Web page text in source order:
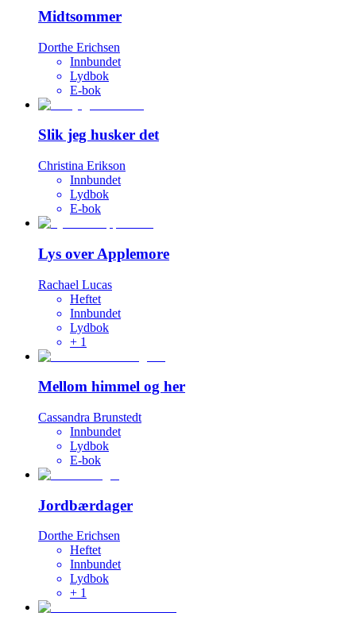
Midtsommer
Dorthe Erichsen
Innbundet
Lydbok
E-bok
Slik jeg husker det
Christina Erikson
Innbundet
Lydbok
E-bok
Lys over Applemore
Rachael Lucas
Heftet
Innbundet
Lydbok
+ 1
Mellom himmel og her
Cassandra Brunstedt
Innbundet
Lydbok
E-bok
Jordbærdager
Dorthe Erichsen
Heftet
Innbundet
Lydbok
+ 1